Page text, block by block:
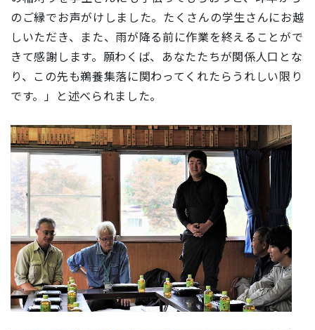
のご縁でお声がけしました。たくさんの学生さんにお越
しいただき、また、雨が降る前に作業を終えることがで
きて感謝します。願わくば、あなたたちが関係人口とな
り、この先も鵜養集落に関わってくれたらうれしい限り
です。」と述べられました。